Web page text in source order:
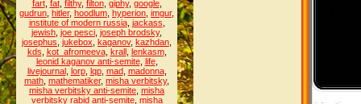
fart, fat, filthy, filton, giphy, google,
gudrun hitler, hoodlum hyperion imgur,
institute of modern russia, jackass
jewish joe pesci joseph brodsky,
josephus jukebox kaganov, kazhdan
kds kot_afromeeva, krall, lenkasm,
leonid kaganov anti-semite, life,
livejournal, lorp, lqp, mad, madonna,
math mathematiker, misha verbitsky,
misha verbitsky anti-semite misha
verbitsky rabid anti-semite, misha